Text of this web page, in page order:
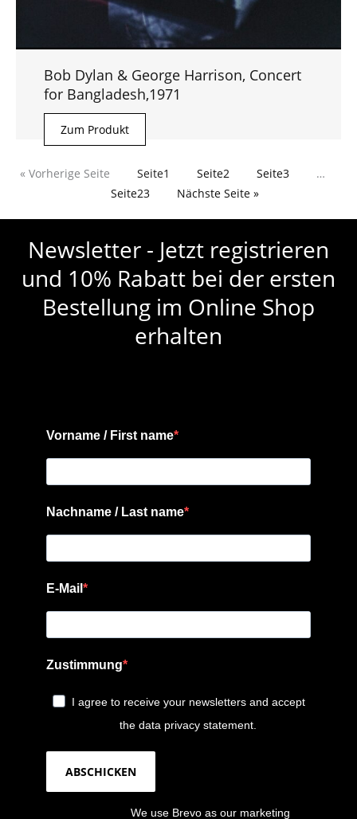
Bob Dylan & George Harrison, Concert
for Bangladesh,1971
Zum Produkt
« Vorherige Seite Seite1 Seite2 Seite3
…
Seite23 Nächste Seite »
Newsletter - Jetzt registrieren
und 10% Rabatt bei der ersten
Bestellung im Online Shop
erhalten
Vorname / First name
Nachname / Last name
E-Mail
Zustimmung
I agree to receive your newsletters and accept
the data privacy statement.
ABSCHICKEN
We use Brevo as our marketing